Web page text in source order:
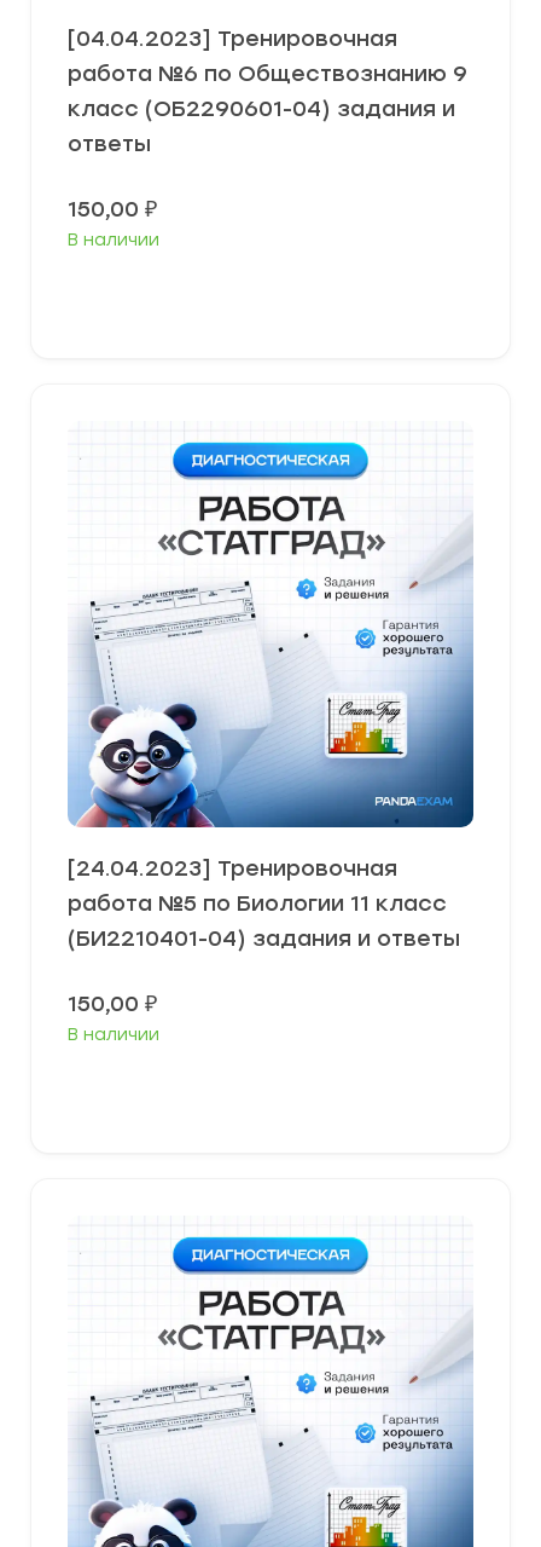
[04.04.2023] Тренировочная
работа №6 по Обществознанию 9
класс (ОБ2290601-04) задания и
ответы
150,00 ₽
В наличии
[24.04.2023] Тренировочная
работа №5 по Биологии 11 класс
(БИ2210401-04) задания и ответы
150,00 ₽
В наличии